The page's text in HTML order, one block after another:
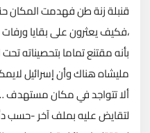
قنبلة زنة طن فهدمت المكان
،فكيف يعثرون على بقايا
بأنه مقتنع تماما بتحصيناته
مليشاه هناك وأن إسرائيل
ألا تتواجد في مكان مستهدف
لتقايض عليه بملف آخر -حسب